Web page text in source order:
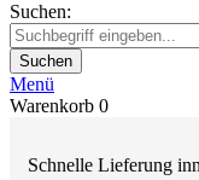
Suchen:
Suchen
Menü
Warenkorb 0
Schnelle Lieferung